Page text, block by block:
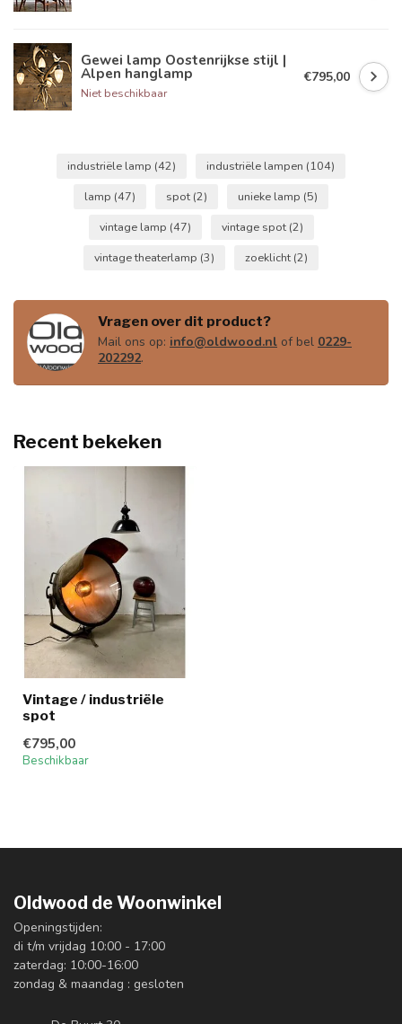
Gewei lamp Oostenrijkse stijl |
Alpen hanglamp
Niet beschikbaar
€795,00
industriële lamp (42) industriële lampen (104)
lamp (47) spot (2) unieke lamp (5)
vintage lamp (47) vintage spot (2)
vintage theaterlamp (3) zoeklicht (2)
Vragen over dit product?
Mail ons op: info@oldwood.nl of bel 0229-
202292.
Recent bekeken
Vintage / industriële
spot
€795,00
Beschikbaar
Oldwood de Woonwinkel
Openingstijden:
di t/m vrijdag 10:00 - 17:00
zaterdag: 10:00-16:00
zondag & maandag : gesloten